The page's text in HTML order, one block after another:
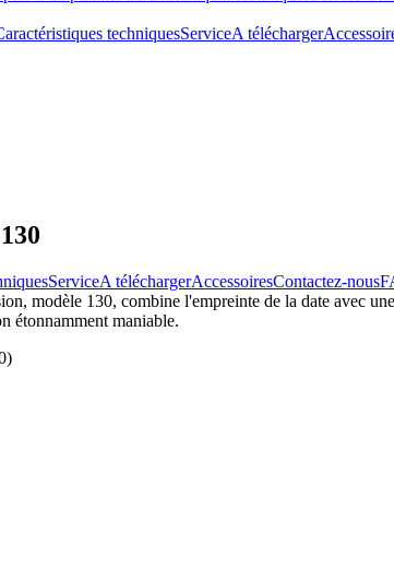
techniquesServiceA télécharger
ServiceA téléchargerAccessoiresContactez-nous
modèle 130, combine l'empreinte de la date avec
étonnamment maniable.